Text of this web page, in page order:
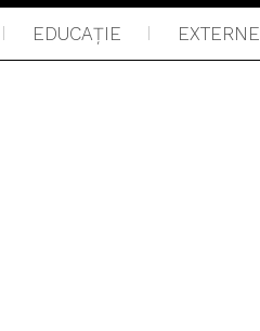
EDUCAŢIE EXTERNE